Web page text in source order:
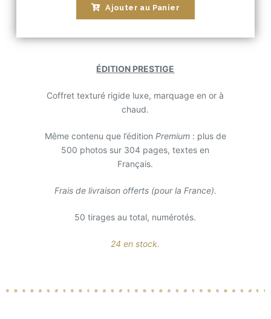
Ajouter au Panier
ÉDITION PRESTIGE
Coffret texturé rigide luxe, marquage en or à
chaud.
Même contenu que l’édition Premium: plus de
500 photos sur 304 pages, textes en
Français.
Frais de livraison offerts (pour la France).
50 tirages au total, numérotés.
24 en stock.